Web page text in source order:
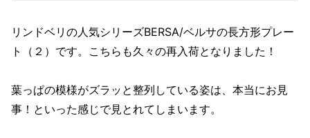
リンドベリの人気シリーズBERSA/ベルサの長方形プレー
ト（２）です。こちらも久々の再入荷となりました！
葉っぱの模様がズラッと整列している姿は、本当にお見
事！といった感じで見とれてしまいます。